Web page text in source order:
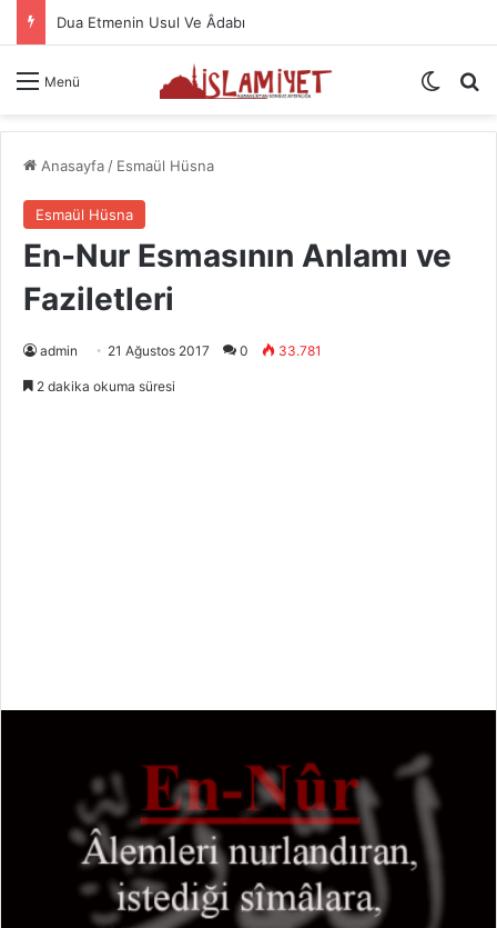
Dua Etmenin Usul Ve Âdabı
Menü Dış
Anasayfa/ Esmaül Hüsna
Esmaül Hüsna
En-Nur Esmasının Anlamı ve
Faziletleri
admin 21 Ağustos 2017 0 33.781
2 dakika okuma süresi